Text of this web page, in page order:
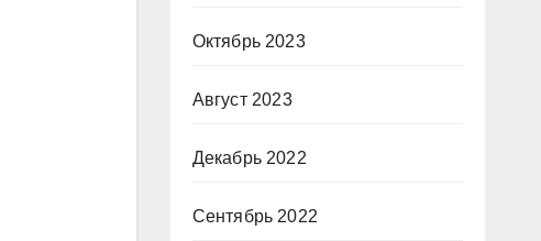
Октябрь 2023
Август 2023
Декабрь 2022
Сентябрь 2022